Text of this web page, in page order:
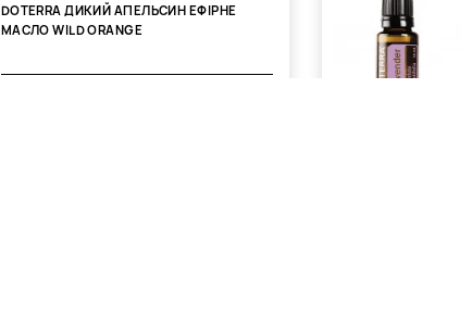
DOTERRA ДИКИЙ АПЕЛЬСИН ЕФІРНЕ
МАСЛО WILD ORANGE